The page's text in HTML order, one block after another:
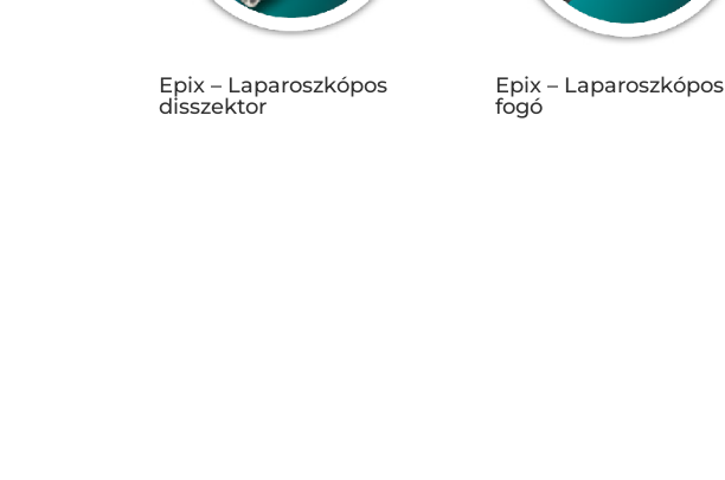
Epix – Laparoszkópos
disszektor
Epix – Laparoszkópos
fogó